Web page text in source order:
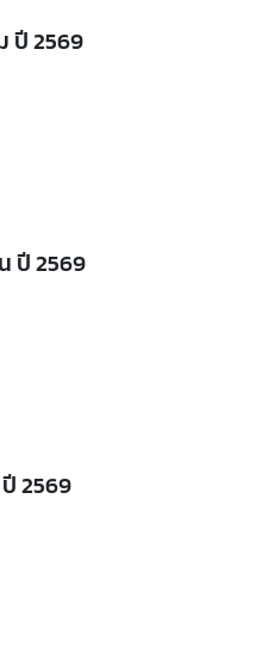
ปี2569
ปี2569
2569